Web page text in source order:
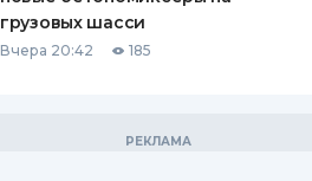
грузовых шасси
Вчера 20:42 185